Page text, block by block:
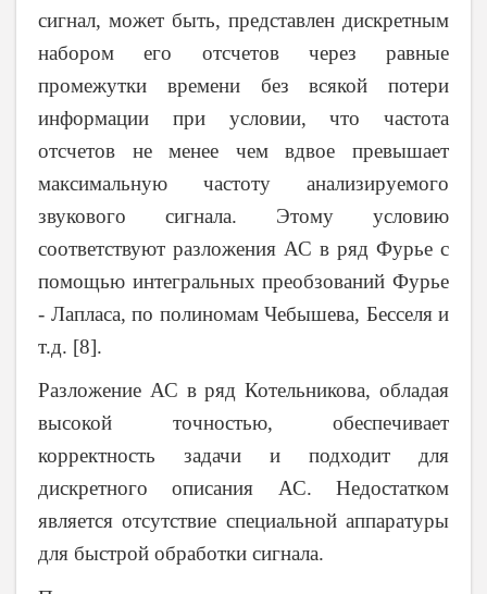
сигнал, может быть, представлен дискретным
набором его отсчетов через равные
промежутки времени без всякой потери
информации при условии, что частота
отсчетов не менее чем вдвое превышает
максимальную частоту анализируемого
звукового сигнала. Этому условию
соответствуют разложения АС в ряд Фурье с
помощью интегральных преобзований Фурье
- Лапласа, по полиномам Чебышева, Бесселя и
т.д. [8].
Разложение АС в ряд Котельникова, обладая
высокой точностью, обеспечивает
корректность задачи и подходит для
дискретного описания АС. Недостатком
является отсутствие специальной аппаратуры
для быстрой обработки сигнала.